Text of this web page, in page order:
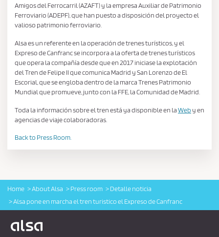
Amigos del Ferrocarril (AZAFT) y la empresa Auxiliar de Patrimonio
Ferroviario (ADEPF), que han puesto a disposición del proyecto el
valioso patrimonio ferroviario.
Alsa es un referente en la operación de trenes turísticos, y el
Expreso de Canfranc se incorpora a la oferta de trenes turísticos
que opera la compañía desde que en 2017 iniciase la explotación
del Tren de Felipe II que comunica Madrid y San Lorenzo de El
Escorial, que se engloba dentro de la marca Trenes Patrimonio
Mundial que promueve, junto con la FFE, la Comunidad de Madrid.
Toda la información sobre el tren está ya disponible en laWeb y en
agencias de viaje colaboradoras.
Back to Press Room.
Home About Alsa Press room
Detalle noticia
Alsa pone en marcha el tren turistico el Expreso de Canfranc
Logo Alsa